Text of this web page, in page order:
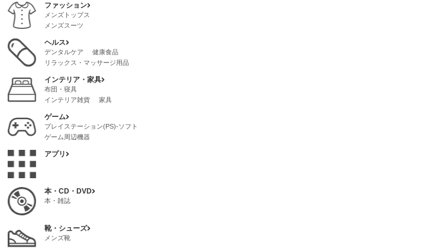
ファッション
メンズトップス
メンズスーツ
メンズボトムス
メンズインナー
ヘルス
デンタルケア
健康食品
リラックス・マッサージ用品
健康グッズ
インテリア・家具
布団・寝具
インテリア雑貨
家具
ゲーム
プレイステーション(PS)-ソフト
ゲーム周辺機器
ゲームボーイ-アドバンス-ソフト
アプリ
本・CD・DVD
本・雑誌
靴・シューズ
メンズ靴